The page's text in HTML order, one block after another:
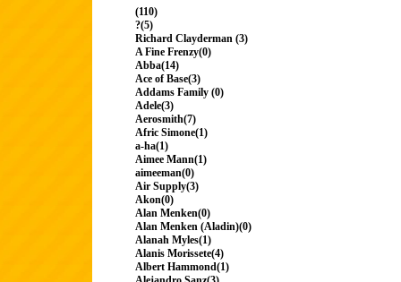
(110)
?(5)
Richard Clayderman (3)
A Fine Frenzy(0)
Abba(14)
Ace of Base(3)
Addams Family (0)
Adele(3)
Aerosmith(7)
Afric Simone(1)
a-ha(1)
Aimee Mann(1)
aimeeman(0)
Air Supply(3)
Akon(0)
Alan Menken(0)
Alan Menken (Aladin)(0)
Alanah Myles(1)
Alanis Morissete(4)
Albert Hammond(1)